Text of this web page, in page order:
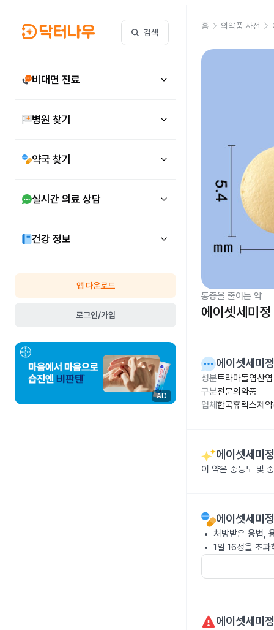
검색
비대면 진료
병원 찾기
약국 찾기
실시간 의료 상담
건강 정보
앱 다운로드
로그인/가입
AD
홈 의약품 사전
통증을 줄이는 약
에이셋세미정
에이셋세미정
성분트라마돌염산
구분전문의약품
업체 한국휴텍스제
에이셋세미정
이 약은 중등도 및
에이셋세미정
처방받은 용법,
1일 16정을 초
에이셋세미정